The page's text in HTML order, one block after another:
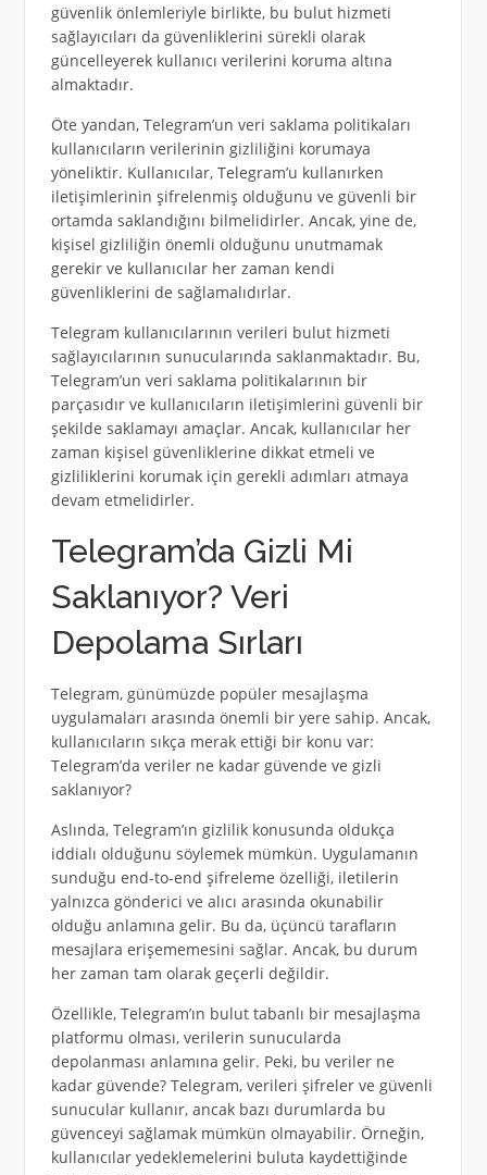
güvenlik önlemleriyle birlikte, bu bulut hizmeti
sağlayıcıları da güvenliklerini sürekli olarak
güncelleyerek kullanıcı verilerini koruma altına
almaktadır.
Öte yandan, Telegram’un veri saklama politikaları
kullanıcıların verilerinin gizliliğini korumaya
yöneliktir. Kullanıcılar, Telegram’u kullanırken
iletişimlerinin şifrelenmiş olduğunu ve güvenli bir
ortamda saklandığını bilmelidirler. Ancak, yine de,
kişisel gizliliğin önemli olduğunu unutmamak
gerekir ve kullanıcılar her zaman kendi
güvenliklerini de sağlamalıdırlar.
Telegram kullanıcılarının verileri bulut hizmeti
sağlayıcılarının sunucularında saklanmaktadır. Bu,
Telegram’un veri saklama politikalarının bir
parçasıdır ve kullanıcıların iletişimlerini güvenli bir
şekilde saklamayı amaçlar. Ancak, kullanıcılar her
zaman kişisel güvenliklerine dikkat etmeli ve
gizliliklerini korumak için gerekli adımları atmaya
devam etmelidirler.
Telegram’da Gizli Mi
Saklanıyor? Veri
Depolama Sırları
Telegram, günümüzde popüler mesajlaşma
uygulamaları arasında önemli bir yere sahip. Ancak,
kullanıcıların sıkça merak ettiği bir konu var:
Telegram’da veriler ne kadar güvende ve gizli
saklanıyor?
Aslında, Telegram’ın gizlilik konusunda oldukça
iddialı olduğunu söylemek mümkün. Uygulamanın
sunduğu end-to-end şifreleme özelliği, iletilerin
yalnızca gönderici ve alıcı arasında okunabilir
olduğu anlamına gelir. Bu da, üçüncü tarafların
mesajlara erişememesini sağlar. Ancak, bu durum
her zaman tam olarak geçerli değildir.
Özellikle, Telegram’ın bulut tabanlı bir mesajlaşma
platformu olması, verilerin sunucularda
depolanması anlamına gelir. Peki, bu veriler ne
kadar güvende? Telegram, verileri şifreler ve güvenli
sunucular kullanır, ancak bazı durumlarda bu
güvenceyi sağlamak mümkün olmayabilir. Örneğin,
kullanıcılar yedeklemelerini buluta kaydettiğinde